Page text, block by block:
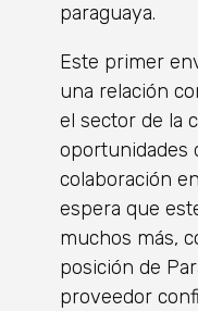
paraguaya.
Este primer
una relación
el sector de la
oportunidades
colaboración
espera que
muchos más,
posición de
proveedor